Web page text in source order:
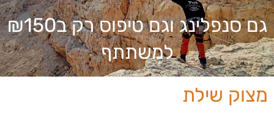
גם סנפלינג וגם טיפוס רק ב₪150
למשתתף
מצוק שילת